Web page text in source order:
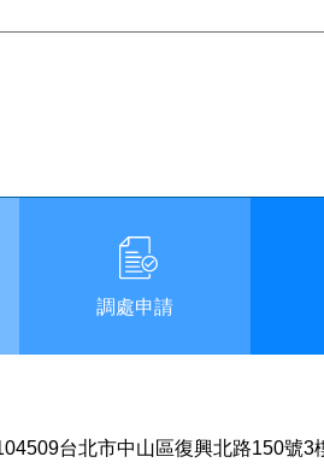
調處申請
台北市中山區復興北路150號3